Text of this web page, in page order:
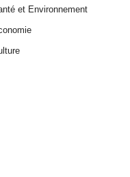
et Environnement